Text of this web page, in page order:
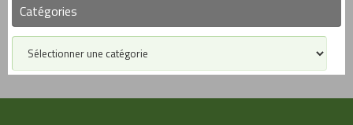
Catégories